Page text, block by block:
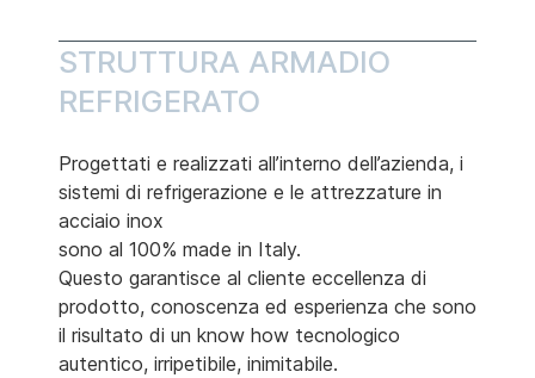
STRUTTURA ARMADIO
REFRIGERATO
Progettati e realizzati all’interno dell’azienda, i
sistemi di refrigerazione e le attrezzature in
acciaio inox
sono al 100% made in Italy.
Questo garantisce al cliente eccellenza di
prodotto, conoscenza ed esperienza che sono
il risultato di un know how tecnologico
autentico, irripetibile, inimitabile.